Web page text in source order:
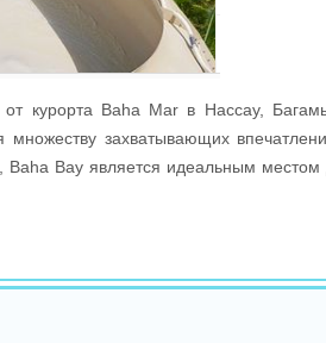
от курорта Baha Mar в Нассау,
захватывающих
Baha Bay является идеальным местом